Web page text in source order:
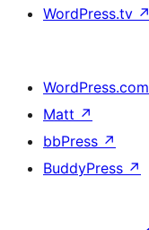
WordPress.tv ↗
WordPress.com
Matt ↗
bbPress ↗
BuddyPress ↗